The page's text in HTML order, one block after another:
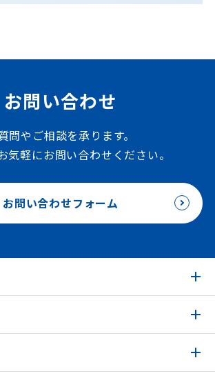
お問い合わせ
問やご相談を承ります。
気軽にお問い合わせください。
お問い合わせフォーム